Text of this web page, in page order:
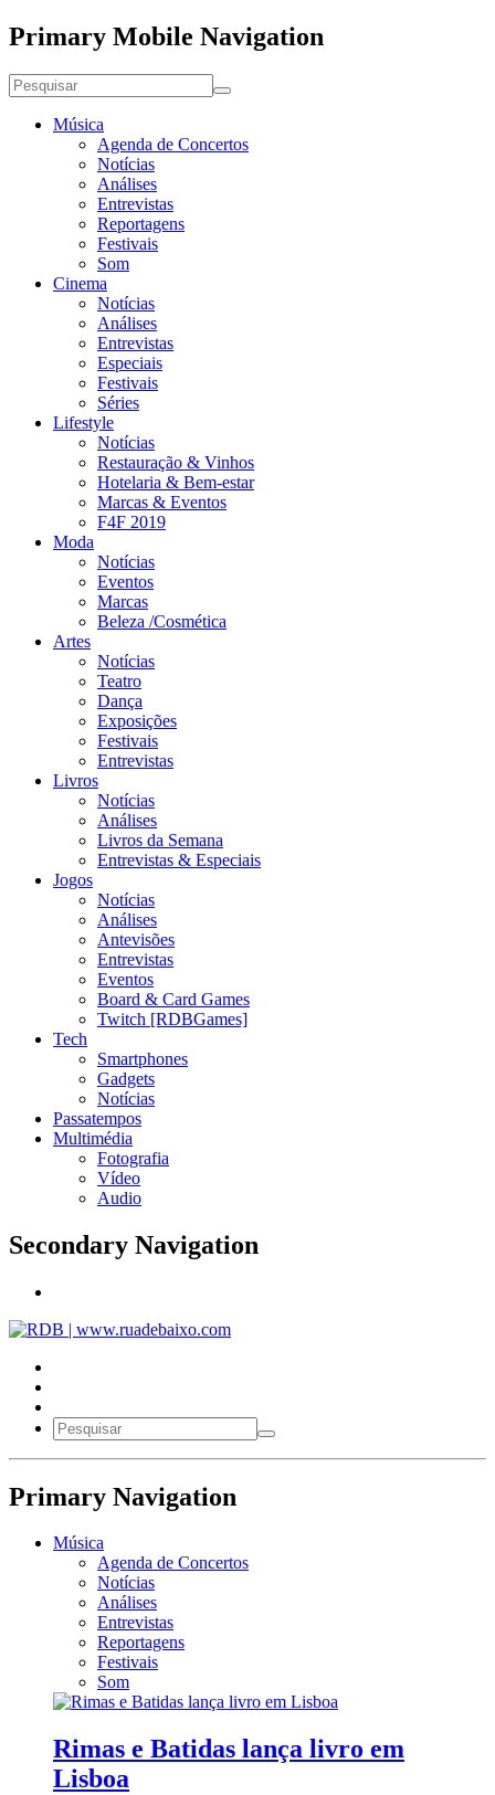
Primary Mobile Navigation
Música
Agenda de Concertos
Notícias
Análises
Entrevistas
Reportagens
Festivais
Som
Cinema
Notícias
Análises
Entrevistas
Especiais
Festivais
Séries
Lifestyle
Notícias
Restauração & Vinhos
Hotelaria & Bem-estar
Marcas & Eventos
F4F 2019
Moda
Notícias
Eventos
Marcas
Beleza /Cosmética
Artes
Notícias
Teatro
Dança
Exposições
Festivais
Entrevistas
Livros
Notícias
Análises
Livros da Semana
Entrevistas & Especiais
Jogos
Notícias
Análises
Antevisões
Entrevistas
Eventos
Board & Card Games
Twitch [RDBGames]
Tech
Smartphones
Gadgets
Notícias
Passatempos
Multimédia
Fotografia
Vídeo
Audio
Secondary Navigation
Primary Navigation
Música
Agenda de Concertos
Notícias
Análises
Entrevistas
Reportagens
Festivais
Som
Rimas e Batidas lança livro em
Lisboa